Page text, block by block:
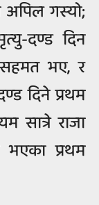
अपिल गस्यो;
दण्ड दिन
भए, र
दिने प्रथम
सात्रे राजा
प्रथम